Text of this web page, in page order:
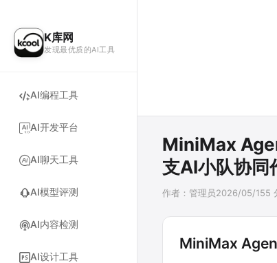
K库网
发现最优质的AI工具
AI编程工具
AI开发平台
AI聊天工具
AI模型评测
AI内容检测
AI设计工具
MiniMax
支AI小队协同
作者： 管理员2026/05/155
MiniMax